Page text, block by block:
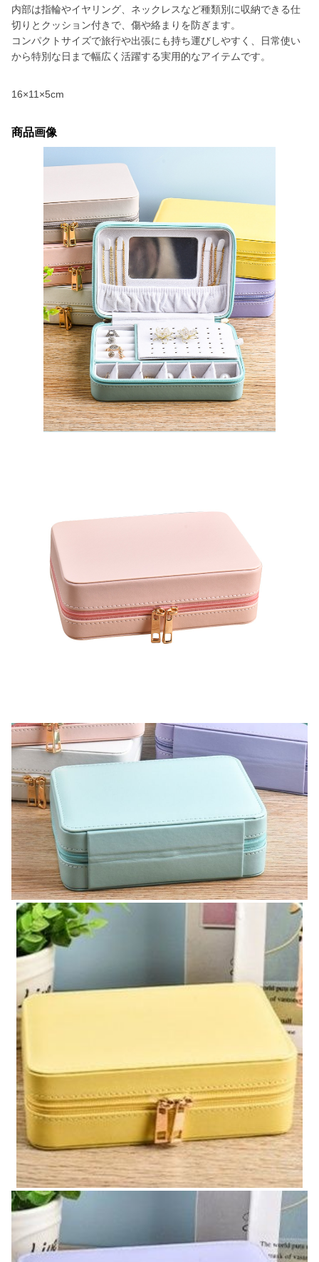
内部は指輪やイヤリング、ネックレスなど種類別に収納できる仕
切りとクッション付きで、傷や絡まりを防ぎます。
コンパクトサイズで旅行や出張にも持ち運びしやすく、日常使い
から特別な日まで幅広く活躍する実用的なアイテムです。
16×11×5cm
商品画像